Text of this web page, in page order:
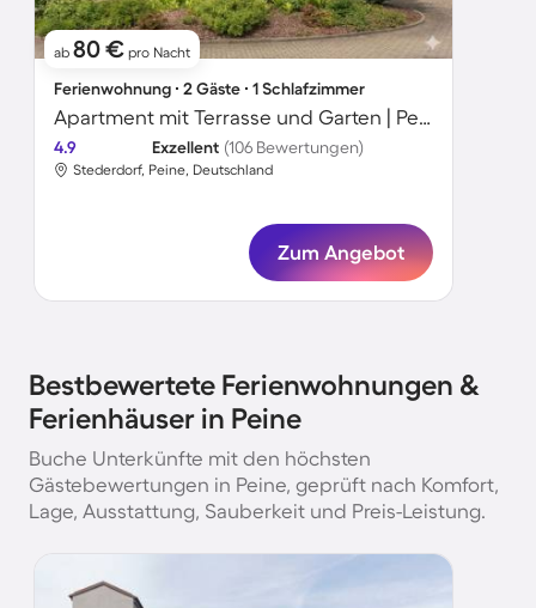
ab 80 € pro Nacht
Ferienwohnung ∙ 2 Gäste ∙ 1 Schlafzimmer
Apartment mit Terrasse und Garten | Perfekt für die Arbeit von Zuhause
4.9 Exzellent (106 Bewertungen)
Stederdorf, Peine, Deutschland
Zum Angebot
Bestbewertete Ferienwohnungen &
Ferienhäuser in Peine
Buche Unterkünfte mit den höchsten
Gästebewertungen in Peine, geprüft nach Komfort,
Lage, Ausstattung, Sauberkeit und Preis-Leistung.